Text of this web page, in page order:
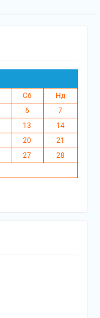
Сб
Нд
6
7
13
14
20
21
27
28